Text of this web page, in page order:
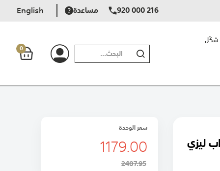
مساعدة 920 000 216
English
شكّل
بحث
0
ليزي
سعر الوحدة
1179.00
2407.95